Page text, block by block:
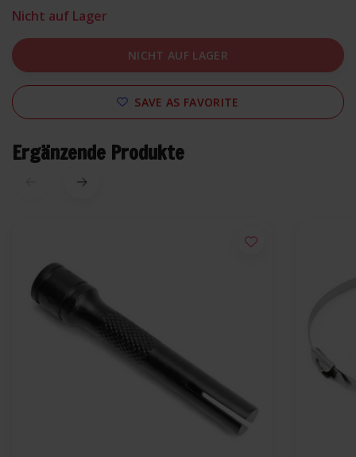
Nicht auf Lager
NICHT AUF LAGER
SAVE AS FAVORITE
Ergänzende Produkte